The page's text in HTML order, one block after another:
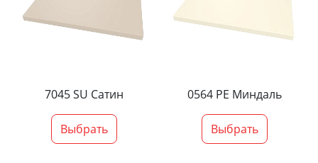
7045 SU Сатин
Выбрать
0564 PE Миндаль
Выбрать